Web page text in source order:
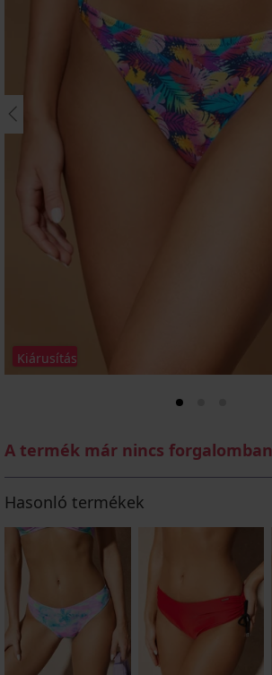
Kiárusítás
A termék már nincs forgalomban
Hasonló termékek